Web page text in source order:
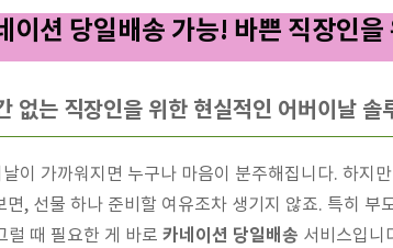
이션 당일배송 가능! 바쁜 직장인을
없는 직장인을 위한 현실적인 어버이날 솔
이 가까워지면 누구나 마음이 분주해집니다. 하지
면, 선물 하나 준비할 여유조차 생기지 않죠. 특히
때 필요한 게 바로 카네이션 당일배송 서비스입니